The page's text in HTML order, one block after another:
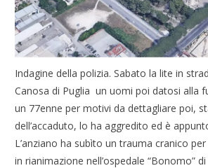
Indagine della polizia. Sabato la lite in
Canosa di Puglia un uomi poi datosi alla
un 77enne per motivi da dettagliare poi,
dell’accaduto, lo ha aggredito ed è
L’anziano ha subìto un trauma cranico
in rianimazione nell’ospedale “Bonomo” di